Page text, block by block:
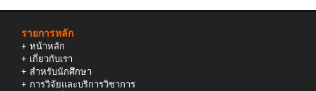
รายการหลัก
+ หน้าหลัก
+ เกี่ยวกับเรา
+ สำหรับนักศึกษา
+ การวิจัยและบริการวิชาการ